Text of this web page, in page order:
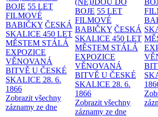
BOJE 55 LET
FILMOVÉ
BABIČKY ČESKÁ
SKALICE 450 LET
MĚSTEM STÁLÁ
EXPOZICE
VĚNOVANÁ
BITVĚ U ČESKÉ
SKALICE 28. 6.
1866
Zobrazit všechny
záznamy ze dne
(NE)JDOU DO
BOJE 55 LET
FILMOVÉ
BABIČKY ČESKÁ
SKALICE 450 LET
MĚSTEM STÁLÁ
EXPOZICE
VĚNOVANÁ
BITVĚ U ČESKÉ
SKALICE 28. 6.
1866
Zobrazit všechny
záznamy ze dne